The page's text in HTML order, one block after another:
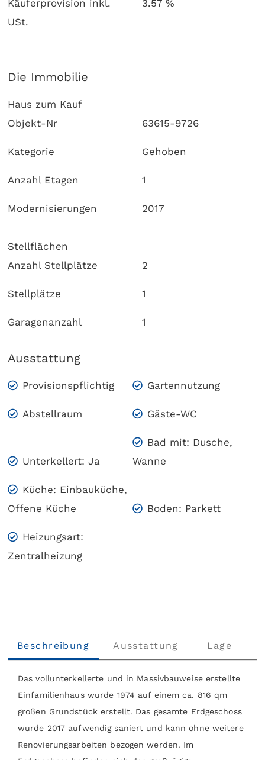
Käuferprovision inkl.
USt.
3.57 %
Die Immobilie
Haus zum Kauf
Objekt-Nr
63615-9726
Kategorie Gehoben
Anzahl Etagen 1
Modernisierungen 2017
Stellflächen
Anzahl Stellplätze
2
Stellplätze 1
Garagenanzahl 1
Ausstattung
Provisionspflichtig Gartennutzung
Abstellraum Gäste-WC
Unterkellert: Ja
Bad mit: Dusche,
Wanne
Küche: Einbauküche,
Offene Küche
Boden: Parkett
Heizungsart:
Zentralheizung
Beschreibung Ausstattung Lage
Das vollunterkellerte und in Massivbauweise erstellte
Einfamilienhaus wurde 1974 auf einem ca. 816 qm
großen Grundstück erstellt. Das gesamte Erdgeschoss
wurde 2017 aufwendig saniert und kann ohne weitere
Renovierungsarbeiten bezogen werden. Im